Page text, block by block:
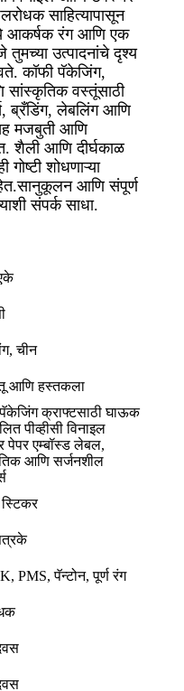
साहित्यापासून
आकर्षक रंग आणि एक
उत्पादनांचे दृश्य
कॉफी पॅकेजिंग,
वस्तूंसाठी
ब्रँडिंग, लेबलिंग आणि
मजबुती आणि
शैली आणि दीर्घकाळ
गोष्टी शोधणाऱ्या
सानुकूलन आणि संपूर्ण
संपर्क साधा.
चीन
आणि हस्तकला
क्राफ्टसाठी घाऊक
पीव्हीसी विनाइल
पेपर एम्बॉस्ड लेबल,
आणि सर्जनशील
PMS, पॅन्टोन, पूर्ण रंग